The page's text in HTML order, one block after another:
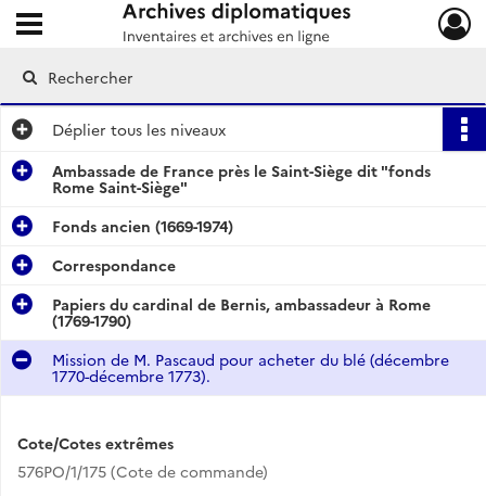
Archives diplomatiques
Ouvrir le menu déroulant
Déplier tous les niveaux
Ambassade de France près le Saint-Siège dit "fonds
Rome Saint-Siège"
Fonds ancien (1669-1974)
Correspondance
Papiers du cardinal de Bernis, ambassadeur à Rome
(1769-1790)
Mission de M. Pascaud pour acheter du blé (décembre
1770-décembre 1773).
Cote/Cotes extrêmes
576PO/1/175 (Cote de commande)